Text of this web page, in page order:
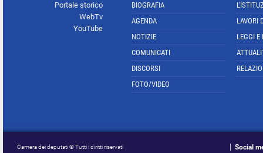
Portale storico
WebTv
YouTube
BIOGRAFIA
AGENDA
NOTIZIE
COMUNICATI
DISCORSI
FOTO/VIDEO
LAVORI
LEGGI E
Camera dei deputati © Tutti i diritti riservati Social